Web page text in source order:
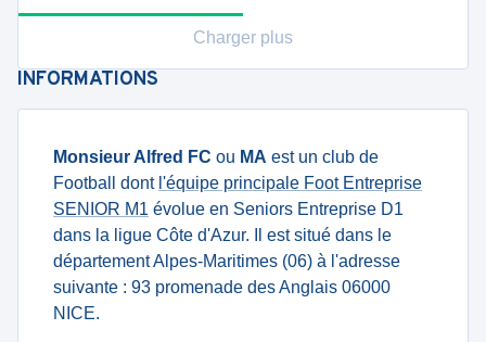
Charger plus
INFORMATIONS
Monsieur Alfred FC ou MA est un club de
Football dont l'équipe principale Foot Entreprise
SENIOR M1 évolue en Seniors Entreprise D1
dans la ligue Côte d'Azur. Il est situé dans le
département Alpes-Maritimes (06) à l'adresse
suivante : 93 promenade des Anglais 06000
NICE.